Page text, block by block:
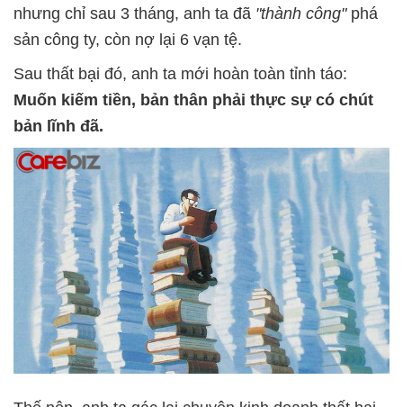
nhưng chỉ sau 3 tháng, anh ta đã "thành công"phá
sản công ty, còn nợ lại 6 vạn tệ.
Sau thất bại đó, anh ta mới hoàn toàn tỉnh táo:
Muốn kiếm tiền, bản thân phải thực sự có chút
bản lĩnh đã.